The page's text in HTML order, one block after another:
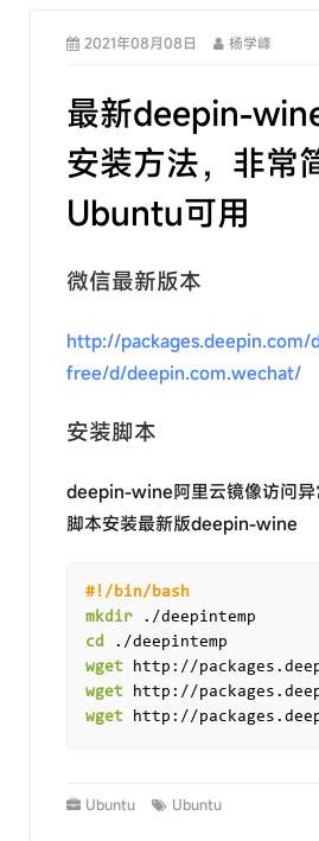
2021年08月08日 杨学峰
最新deepin-
安装方法，非常
Ubuntu可用
微信最新版本
http://
free/d/deepin.com.wechat/
安装脚本
deepin-wine阿里云镜像访问异
脚本安装最新版deepin-wine
#!/bin/bash
mkdir
cd
wget
wget
wget http://
Ubuntu Ubuntu